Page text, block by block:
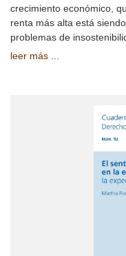
crecimiento económico,
renta más alta está
problemas de
leer más ...